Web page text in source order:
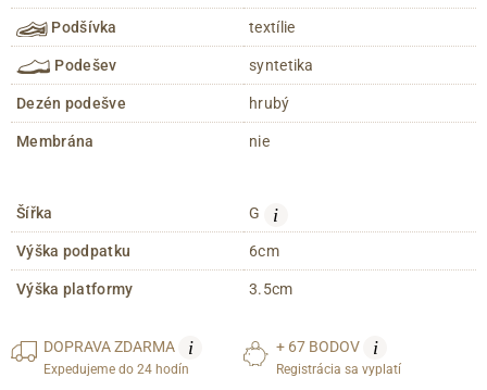
Podšívka textílie
Podešev syntetika
Dezén podešve hrubý
Membrána nie
Šířka G i
Výška podpatku 6cm
Výška platformy 3.5cm
DOPRAVAZDARMA i
Expedujeme do 24 hodín
+ 67 BODOV i
Registrácia sa vyplatí